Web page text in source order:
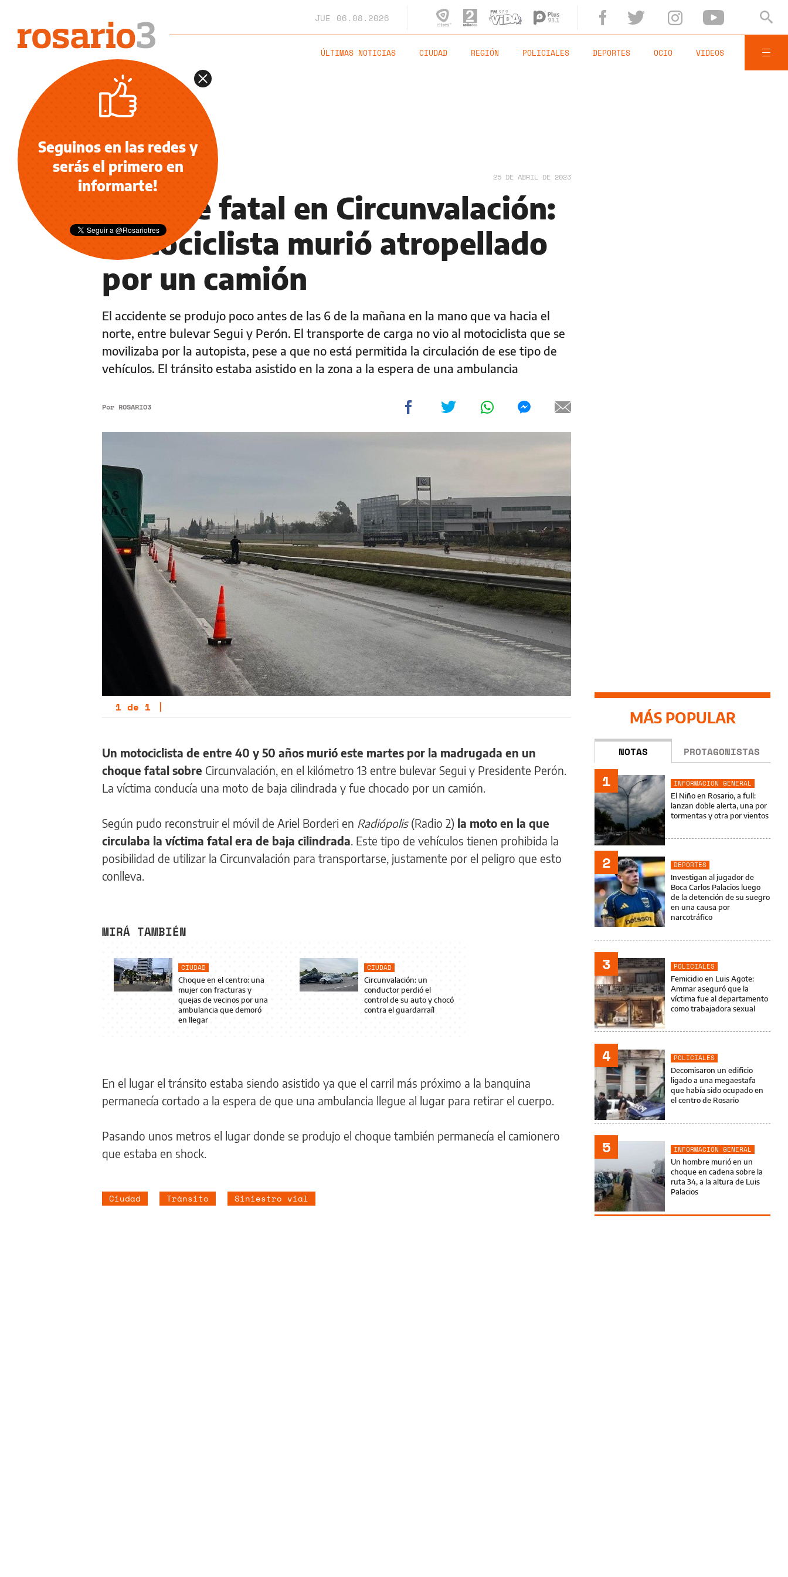
JUE 06.08.2026
ÚLTIMAS NOTICIAS CIUDAD REGIÓN POLICIALES DEPORTES OCIO VIDEOS
INFORMACIÓN GENERAL 25 DE ABRIL DE 2023
Choque fatal en Circunvalación:
motociclista murió atropellado
por un camión
El accidente se produjo poco antes de las 6 de la mañana en la mano que va hacia el
norte, entre bulevar Segui y Perón. El transporte de carga no vio al motociclista que se
movilizaba por la autopista, pese a que no está permitida la circulación de ese tipo de
vehículos. El tránsito estaba asistido en la zona a la espera de una ambulancia
Por ROSARIO3
1 de 1 |
Un motociclista de entre 40 y 50 años murió este martes por la madrugada en un
choque fatal sobre Circunvalación, en el kilómetro 13 entre bulevar Segui y Presidente Perón.
La víctima conducía una moto de baja cilindrada y fue chocado por un camión.
Según pudo reconstruir el móvil de Ariel Borderi en Radiópolis (Radio 2) la moto en la que
circulaba la víctima fatal era de baja cilindrada . Este tipo de vehículos tienen prohibida la
posibilidad de utilizar la Circunvalación para transportarse, justamente por el peligro que esto
conlleva.
MIRÁ TAMBIÉN
CIUDAD
Choque en el centro: una
mujer con fracturas y
quejas de vecinos por una
ambulancia que demoró
en llegar
CIUDAD
Circunvalación: un
conductor perdió el
control de su auto y chocó
contra el guardarraíl
En el lugar el tránsito estaba siendo asistido ya que el carril más próximo a la banquina
permanecía cortado a la espera de que una ambulancia llegue al lugar para retirar el cuerpo.
Pasando unos metros el lugar donde se produjo el choque también permanecía el camionero
que estaba en shock.
Ciudad Tránsito Siniestro vial
MÁS POPULAR
NOTAS PROTAGONISTAS
1
INFORMACIÓN GENERAL
El Niño en Rosario, a full:
lanzan doble alerta, una por
tormentas y otra por vientos
2
DEPORTES
Investigan al jugador de
Boca Carlos Palacios luego
de la detención de su suegro
en una causa por
narcotráfico
3
POLICIALES
Femicidio en Luis Agote:
Ammar aseguró que la
víctima fue al departamento
como trabajadora sexual
4
POLICIALES
Decomisaron un edificio
ligado a una megaestafa
que había sido ocupado en
el centro de Rosario
5
INFORMACIÓN GENERAL
Un hombre murió en un
choque en cadena sobre la
ruta 34, a la altura de Luis
Palacios
Seguinos en las redes y
serás el primero en
informarte!